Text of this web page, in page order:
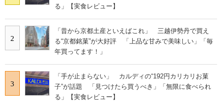
る」【実食レビュー】
2
「昔から京都土産といえばこれ」 三越伊勢丹で買え
る“京都銘菓”が大好評 「上品な甘みで美味しい」「毎
年買ってます！」
3
「手が止まらない」 カルディの“192円カリカリお菓
子”が話題 「見つけたら買うべき」「無限に食べられ
る」【実食レビュー】